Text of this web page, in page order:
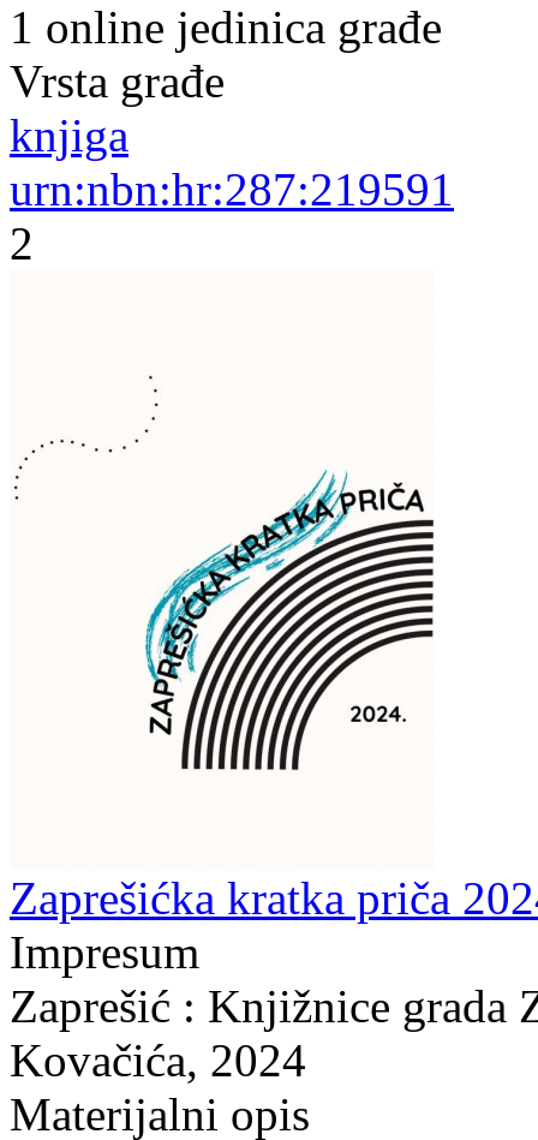
1 online jedinica građe
Vrsta građe
knjiga
urn:nbn:hr:287:219591
2
Zaprešićka kratka priča
Impresum
Zaprešić : Knjižnice grada
Kovačića, 2024
Materijalni opis